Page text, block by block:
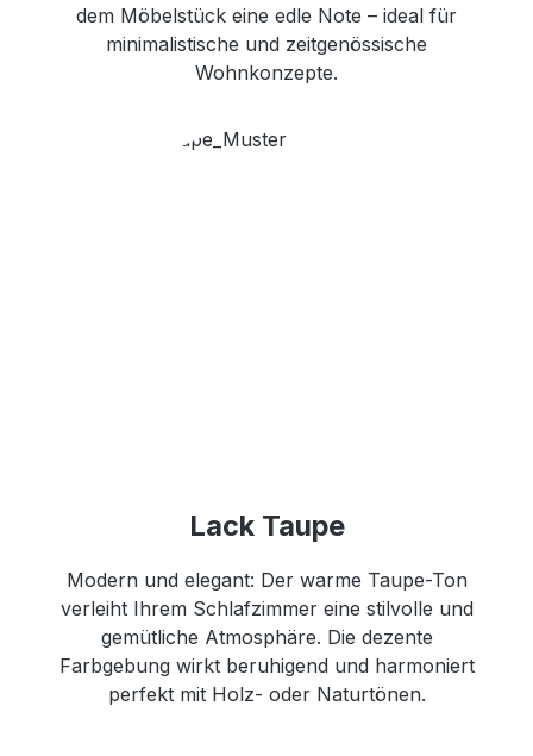
dem Möbelstück eine edle Note – ideal für
minimalistische und zeitgenössische
Wohnkonzepte.
Lack Taupe
Modern und elegant: Der warme Taupe-Ton
verleiht Ihrem Schlafzimmer eine stilvolle und
gemütliche Atmosphäre. Die dezente
Farbgebung wirkt beruhigend und harmoniert
perfekt mit Holz- oder Naturtönen.